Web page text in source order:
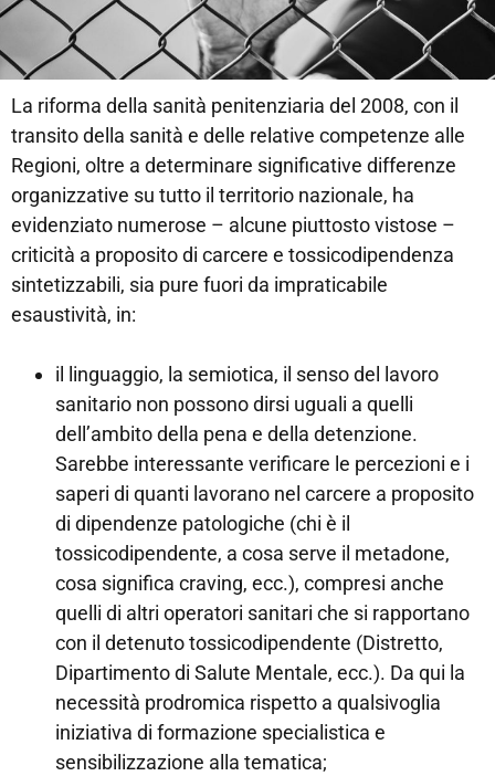
La riforma della sanità penitenziaria del 2008, con il
transito della sanità e delle relative competenze alle
Regioni, oltre a determinare significative differenze
organizzative su tutto il territorio nazionale, ha
evidenziato numerose – alcune piuttosto vistose –
criticità a proposito di carcere e tossicodipendenza
sintetizzabili, sia pure fuori da impraticabile
esaustività, in:
il linguaggio, la semiotica, il senso del lavoro
sanitario non possono dirsi uguali a quelli
dell’ambito della pena e della detenzione.
Sarebbe interessante verificare le percezioni e i
saperi di quanti lavorano nel carcere a proposito
di dipendenze patologiche (chi è il
tossicodipendente, a cosa serve il metadone,
cosa significa craving, ecc.), compresi anche
quelli di altri operatori sanitari che si rapportano
con il detenuto tossicodipendente (Distretto,
Dipartimento di Salute Mentale, ecc.). Da qui la
necessità prodromica rispetto a qualsivoglia
iniziativa di formazione specialistica e
sensibilizzazione alla tematica;